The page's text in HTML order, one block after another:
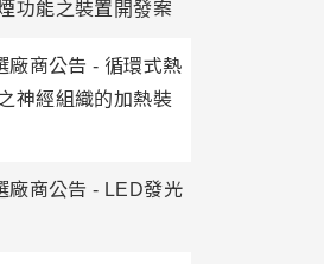
功能之裝置開發案
廠商公告 - 循環式熱
神經組織的加熱裝
廠商公告 - LED發光